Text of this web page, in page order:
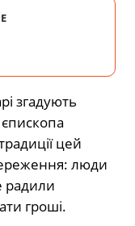
згадують
цей
люди
радили
гроші.